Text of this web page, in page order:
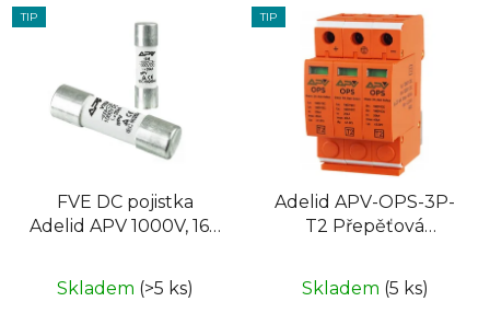
TIP
FVE DC pojistka
Adelid APV 1000V, 16A
Skladem (>5 ks)
TIP
Adelid APV-OPS-3P-
T2 Přepěťová
Skladem (5 ks)